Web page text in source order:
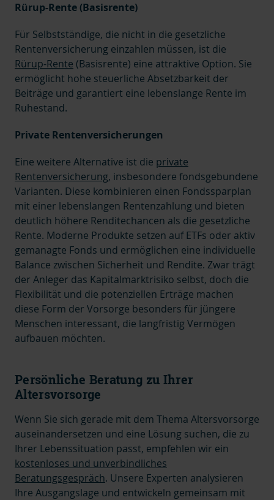
Rürup-Rente (Basisrente)
Für Selbstständige, die nicht in die gesetzliche
Rentenversicherung einzahlen müssen, ist die
Rürup-Rente (Basisrente) eine attraktive Option. Sie
ermöglicht hohe steuerliche Absetzbarkeit der
Beiträge und garantiert eine lebenslange Rente im
Ruhestand.
Private Rentenversicherungen
Eine weitere Alternative ist die private
Rentenversicherung, insbesondere fondsgebundene
Varianten. Diese kombinieren einen Fondssparplan
mit einer lebenslangen Rentenzahlung und bieten
deutlich höhere Renditechancen als die gesetzliche
Rente. Moderne Produkte setzen auf ETFs oder aktiv
gemanagte Fonds und ermöglichen eine individuelle
Balance zwischen Sicherheit und Rendite. Zwar trägt
der Anleger das Kapitalmarktrisiko selbst, doch die
Flexibilität und die potenziellen Erträge machen
diese Form der Vorsorge besonders für jüngere
Menschen interessant, die langfristig Vermögen
aufbauen möchten.
Persönliche Beratung zu Ihrer
Altersvorsorge
Wenn Sie sich gerade mit dem Thema Altersvorsorge
auseinandersetzen und eine Lösung suchen, die zu
Ihrer Lebenssituation passt, empfehlen wir ein
kostenloses und unverbindliches
Beratungsgespräch. Unsere Experten analysieren
Ihre Ausgangslage und entwickeln gemeinsam mit